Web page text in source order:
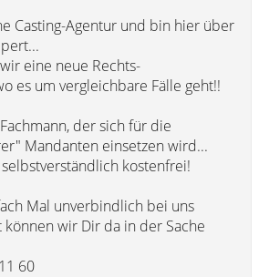
Casting-Agentur und bin hier über
eine neue Rechts-
es um vergleichbare Fälle geht!!
der sich für die
Mandanten einsetzen wird...
kostenfrei!
Mal unverbindlich bei uns
wir Dir da in der Sache
60